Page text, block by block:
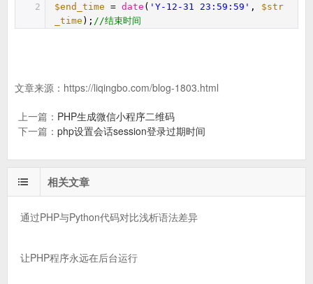
2
$end_time = date ( 'Y-12-31 23:59:59' , $str
_time ); //结束时间
文章来源： https://liqingbo.com/blog-1803.html
上一篇： PHP生成微信小程序二维码
下一篇： php设置会话session登录过期时间
相关文章
通过PHP与Python代码对比浅析语法差异
让PHP程序永远在后台运行